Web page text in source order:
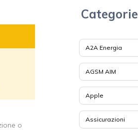
o
Categorie
A2A Energia
AGSM AIM
Apple
Assicurazioni